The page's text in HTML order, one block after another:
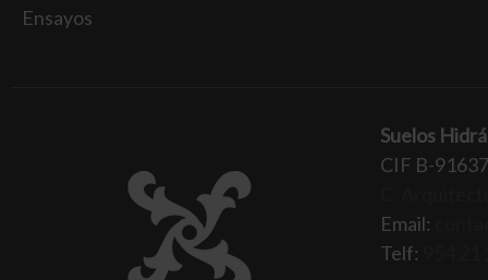
Ensayos
Suelos
CIF B-
Email:
Telf: